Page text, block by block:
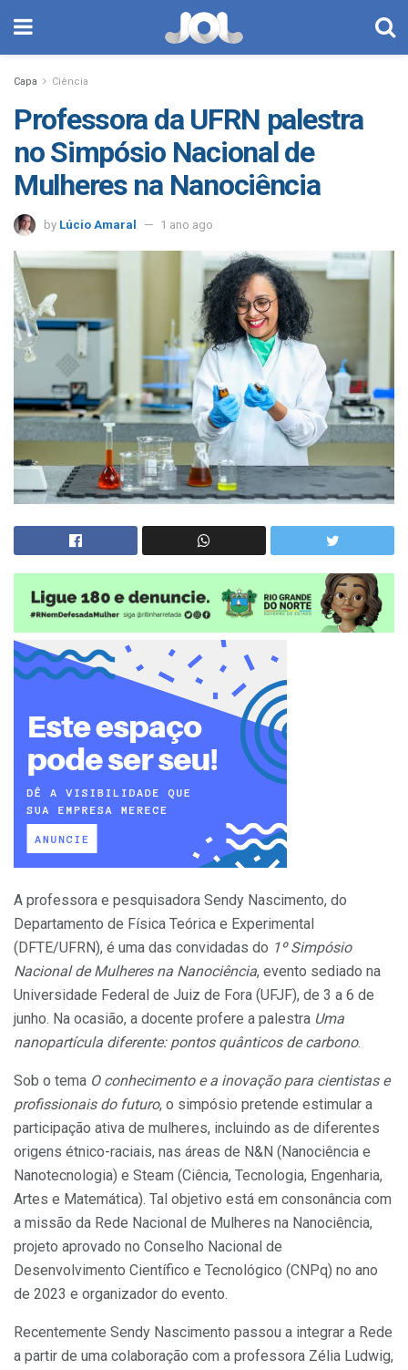
Capa Ciência
Professora da UFRN palestra
no Simpósio Nacional de
Mulheres na Nanociência
by Lúcio Amaral 1 ano ago
A professora e pesquisadora Sendy Nascimento, do
Departamento de Física Teórica e Experimental
(DFTE/UFRN), é uma das convidadas do 1º Simpósio
Nacional de Mulheres na Nanociência, evento sediado na
Universidade Federal de Juiz de Fora (UFJF), de 3 a 6 de
junho. Na ocasião, a docente profere a palestra Uma
nanopartícula diferente: pontos quânticos de carbono.
Sob o tema O conhecimento e a inovação para cientistas e
profissionais do futuro, o simpósio pretende estimular a
participação ativa de mulheres, incluindo as de diferentes
origens étnico-raciais, nas áreas de N&N (Nanociência e
Nanotecnologia) e Steam (Ciência, Tecnologia, Engenharia,
Artes e Matemática). Tal objetivo está em consonância com
a missão da Rede Nacional de Mulheres na Nanociência,
projeto aprovado no Conselho Nacional de
Desenvolvimento Científico e Tecnológico (CNPq) no ano
de 2023 e organizador do evento.
Recentemente Sendy Nascimento passou a integrar a Rede
a partir de uma colaboração com a professora Zélia Ludwig,